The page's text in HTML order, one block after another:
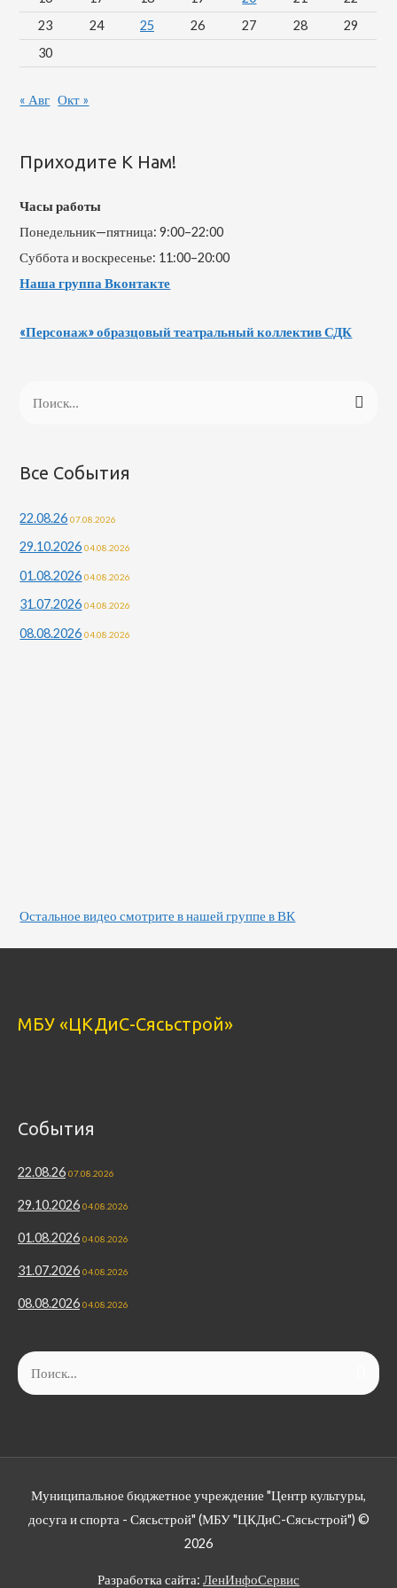
23
24 25 26 27 28
29
30
« Авг Окт »
Приходите К Нам!
Часы работы
Понедельник—пятница: 9:00–22:00
Суббота и воскресенье: 11:00–20:00
Наша группа Вконтакте
«Персонаж» образцовый театральный коллектив СДК
т
:
Все События
22.08.26 07.08.2026
29.10.2026 04.08.2026
01.08.2026 04.08.2026
31.07.2026 04.08.2026
08.08.2026 04.08.2026
Остальное видео смотрите в нашей группе в ВК
МБУ «ЦКДиС-Сясьстрой»
События
22.08.26 07.08.2026
29.10.2026 04.08.2026
01.08.2026 04.08.2026
31.07.2026 04.08.2026
08.08.2026 04.08.2026
Найти:
Муниципальное бюджетное учреждение "Центр культуры,
досуга и спорта - Сясьстрой" (МБУ "ЦКДиС-Сясьстрой") ©
2026
Разработка сайта: ЛенИнфоСервис